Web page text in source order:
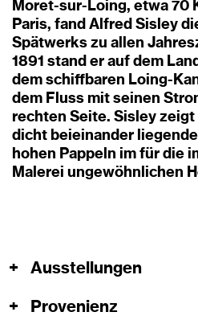
Moret-sur-Loing, etwa 70
Paris, fand Alfred Sisley
Spätwerks zu allen
1891 stand er auf dem
dem schiffbaren Loing-
dem Fluss mit seinen
rechten Seite. Sisley
dicht beieinander
hohen Pappeln im für die
Malerei ungewöhnlichen
+ Ausstellungen
+ Provenienz